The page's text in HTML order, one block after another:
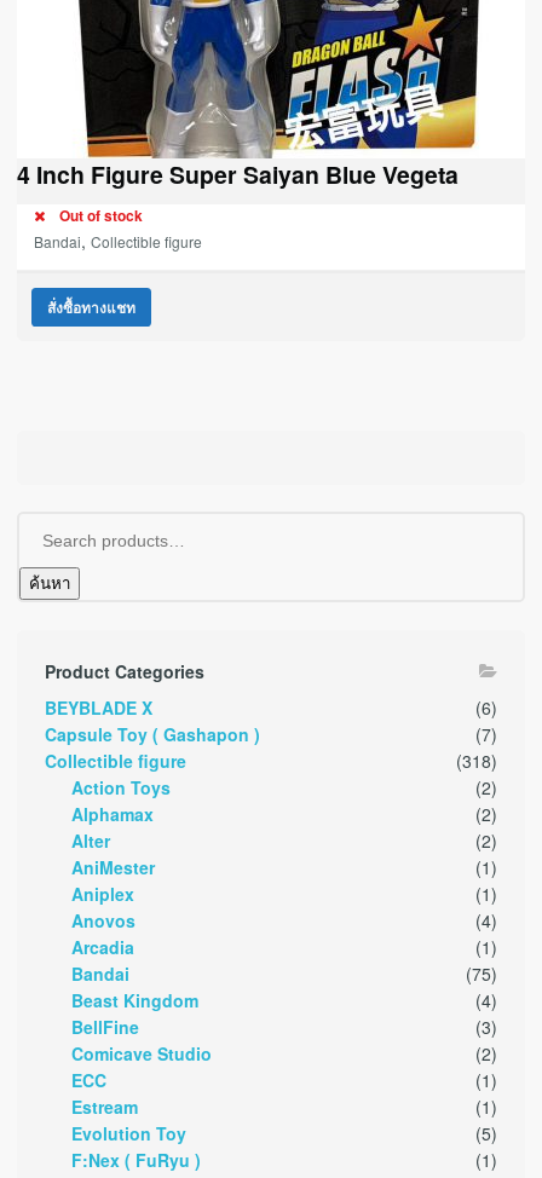
4 Inch Figure Super Saiyan Blue Vegeta
Out of stock
Bandai, Collectible figure
สั่งซื้อทางแชท
ค้นหา
Product Categories
BEYBLADE X
(6)
Capsule Toy ( Gashapon )
(7)
Collectible figure
(318)
Action Toys
(2)
Alphamax
(2)
Alter
(2)
AniMester
(1)
Aniplex
(1)
Anovos
(4)
Arcadia
(1)
Bandai
(75)
Beast Kingdom
(4)
BellFine
(3)
Comicave Studio
(2)
ECC
(1)
Estream
(1)
Evolution Toy
(5)
F:Nex ( FuRyu )
(1)